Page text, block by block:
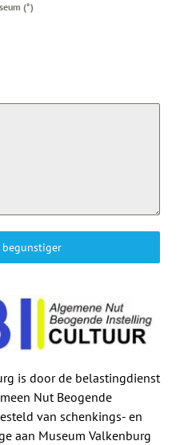
(*)
begunstiger
is door de belastingdienst
Nut Beogende
van schenkings- en
aan Museum Valkenburg